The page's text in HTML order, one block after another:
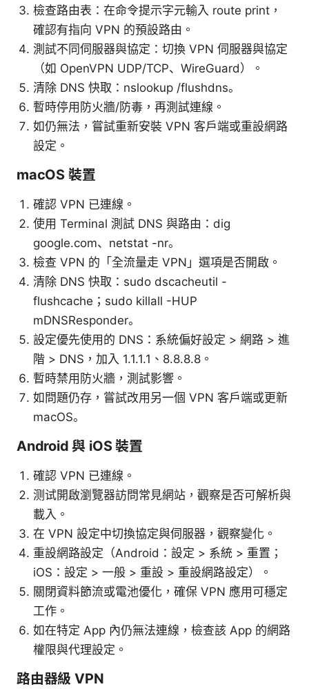
檢查路由表：在命令提示字元輸入 route print，
確認有指向 VPN 的預設路由。
測試不同伺服器與協定：切換 VPN 伺服器與協定
（如 OpenVPN UDP/TCP、WireGuard）。
清除 DNS 快取：nslookup /flushdns。
暫時停用防火牆/防毒，再測試連線。
如仍無法，嘗試重新安裝 VPN 客戶端或重設網路
設定。
macOS 裝置
確認 VPN 已連線。
使用 Terminal 測試 DNS 與路由：dig
google.com、netstat -nr。
檢查 VPN 的「全流量走 VPN」選項是否開啟。
清除 DNS 快取：sudo dscacheutil -
flushcache；sudo killall -HUP
mDNSResponder。
設定優先使用的 DNS：系統偏好設定 > 網路 > 進
階 > DNS，加入 1.1.1.1、8.8.8.8。
暫時禁用防火牆，測試影響。
如問題仍存，嘗試改用另一個 VPN 客戶端或更新
macOS。
Android 與 iOS 裝置
確認 VPN 已連線。
测试開啟瀏覽器訪問常見網站，觀察是否可解析與
載入。
在 VPN 設定中切換協定與伺服器，觀察變化。
重設網路設定（Android：設定 > 系統 > 重置；
iOS：設定 > 一般 > 重設 > 重設網路設定）。
關閉資料節流或電池優化，確保 VPN 應用可穩定
工作。
如在特定 App 內仍無法連線，檢查該 App 的網路
權限與代理設定。
路由器級 VPN